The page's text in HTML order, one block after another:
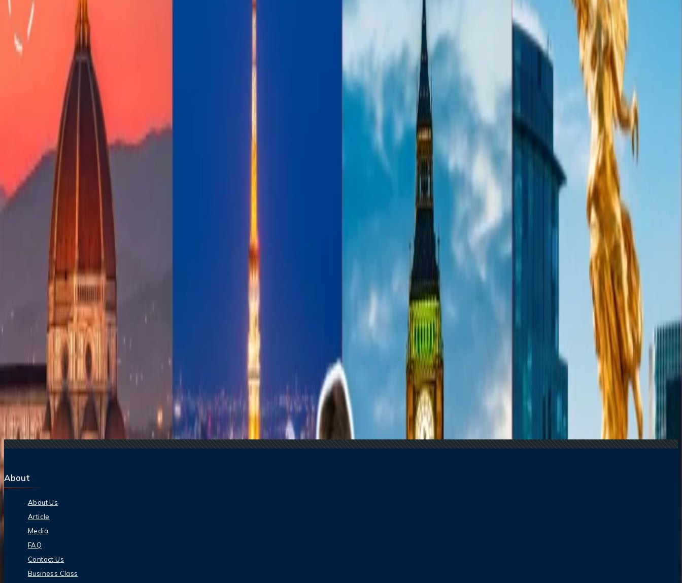
Objetos personales:
JetBlue te permite a llevar objeto personal durante el viaje junto con un equipaje de mano que puedes llevar bajo de tu asiento en frente de ti. Puede ser en cualquier forma, más bien una
mochila, una computadora portilla, cartera, cámara, maletín, guitarás, etcéteras.
Objetos prohibidos
: Hay existen algunos objetos que están estrictamente prohibidos por JetBlue para llevar durante el tiempo de viaje por la seguridad de otros pasajeros y una lista de algunos de los mismos
están dadas a continuación:
Navajas de afeitar
Pistolas de juéguete
Artículos venenosos
Armas o otros objetos afilados.
Definitivamente, la información que está dada arriba te ayudara a dar una imagen clara acerca de las políticas de equipaje de JetBlue, de modo que no tienes que enfrentar complicaciones durante el
viaje. Puedes marcar el número de Atención al cliente de JetBlue Airlines o incluso visitar la página oficial de JetBlue Airlines para recolectar más información acerca del mismo consulta.
Atención al cliente 24/7
Cancelación
Experto en hoteles
Confirmación de reserva
+1-240-523-4500
Recent Blogs de viajes
25 Jul, 2026De Italia a Japón: 10 destinos icónicos que son merecen la pena explorar
29 Jun, 202610 cosas que hacer en Londres durante Wimbledon 2026
24 Jun, 2026Wimbledon 2026: la guía completa para planificar tu viaje al Grand Slam
23 Jun, 202610 Errores Que Encarecen Los Viajes A La Copa Mundial De La FIFA
17 Jul, 2026Adiós a las esperas: la magia de los chatbots en la industria de viajes
Blogs de viajes relacionados
22 Jun, 2026La Copa Mundial de la FIFA: 10 Trucos Para Cuidar tu Bolsillo
17 Jul, 2026
Adiós a las esperas: la magia de los chatbots en la industria de viajes
29 Jun, 2026
10 cosas que hacer en Londres durante Wimbledon 2026
04 Aug, 2026
Del ritmo al paraíso: guía para enamorarte de Brasil
25 Jul, 2026
De Italia a Japón: 10 destinos icónicos que son merecen la pena explorar
About
About Us
Article
Media
FAQ
Contact Us
Business Class